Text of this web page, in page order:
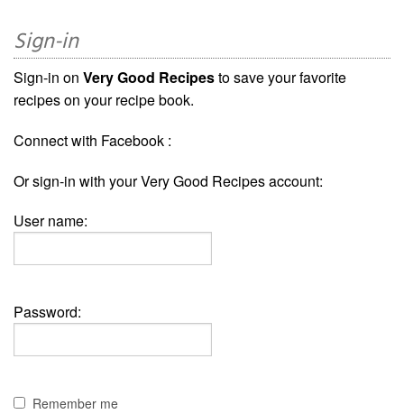
Sign-in
Sign-in on Very Good Recipesto save your favorite
recipes on your recipe book.
Connect with Facebook :
Or sign-in with your Very Good Recipes account:
User name:
Password:
Remember me